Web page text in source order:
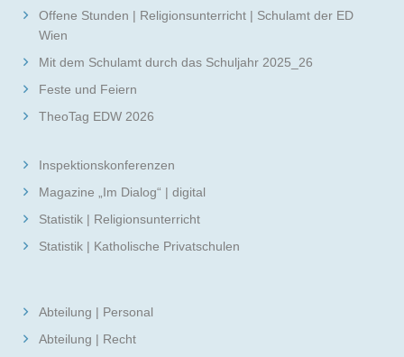
Offene Stunden | Religionsunterricht | Schulamt der ED
Wien
Mit dem Schulamt durch das Schuljahr 2025_26
Feste und Feiern
TheoTag EDW 2026
Inspektionskonferenzen
Magazine „Im Dialog“ | digital
Statistik | Religionsunterricht
Statistik | Katholische Privatschulen
Abteilung | Personal
Abteilung | Recht